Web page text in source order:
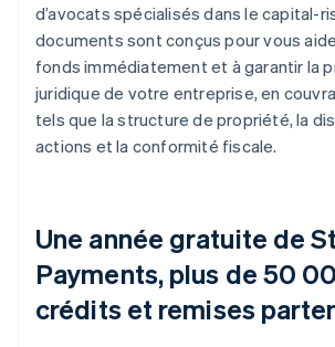
d’avocats spécialisés dans le capital-
documents sont conçus pour vous
fonds immédiatement et à garantir la
juridique de votre entreprise, en
tels que la structure de propriété, la
actions et la conformité fiscale.
Une année gratuite de
Payments, plus de 50
crédits et remises